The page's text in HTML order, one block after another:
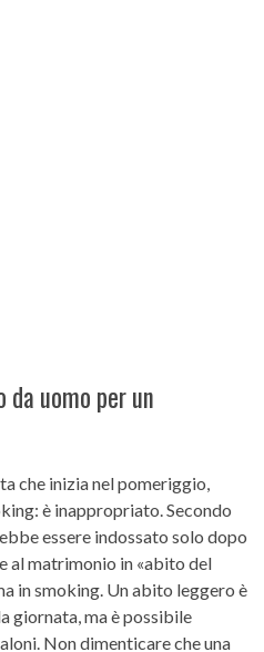
uomo per un
che inizia nel pomeriggio,
è inappropriato. Secondo
essere indossato solo dopo
al matrimonio in «abito del
in smoking. Un abito leggero è
giornata, ma è possibile
Non dimenticare che una